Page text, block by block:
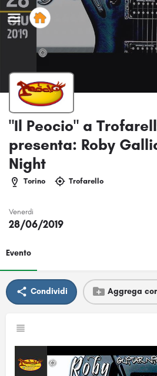
"Il Peocio" a
presenta: Roby
Night
Torino Trofarello
Venerdi
28/06/2019
Evento
Condividi Aggrega